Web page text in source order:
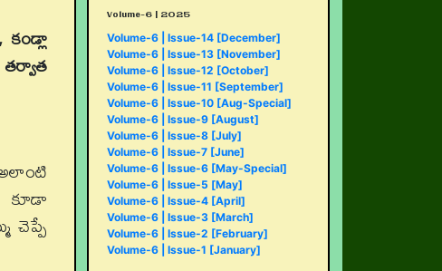
కూడా
చెప్పే
Volume-6 | 2025
Volume-6 | Issue-14 [December]
Volume-6 | Issue-13 [November]
Volume-6 | Issue-12 [October]
Volume-6 | Issue-11 [September]
Volume-6 | Issue-10 [Aug-Special]
Volume-6 | Issue-9 [August]
Volume-6 | Issue-8 [July]
Volume-6 | Issue-7 [June]
Volume-6 | Issue-6 [May-Special]
Volume-6 | Issue-5 [May]
Volume-6 | Issue-4 [April]
Volume-6 | Issue-3 [March]
Volume-6 | Issue-2 [February]
Volume-6 | Issue-1 [January]